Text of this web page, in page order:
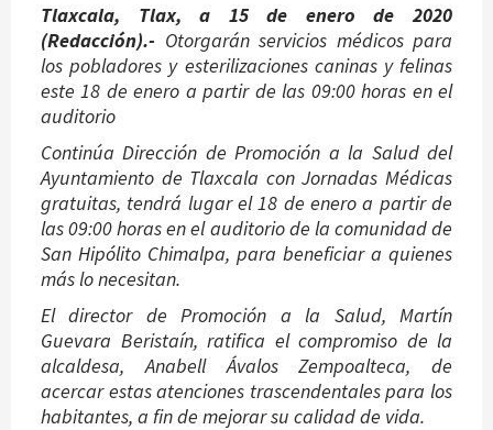
Tlaxcala, Tlax, a 15 de enero de 2020
(Redacción).- Otorgarán servicios médicos para
los pobladores y esterilizaciones caninas y felinas
este 18 de enero a partir de las 09:00 horas en el
auditorio
Continúa Dirección de Promoción a la Salud del
Ayuntamiento de Tlaxcala con Jornadas Médicas
gratuitas, tendrá lugar el 18 de enero a partir de
las 09:00 horas en el auditorio de la comunidad de
San Hipólito Chimalpa, para beneficiar a quienes
más lo necesitan.
El director de Promoción a la Salud, Martín
Guevara Beristaín, ratifica el compromiso de la
alcaldesa, Anabell Ávalos Zempoalteca, de
acercar estas atenciones trascendentales para los
habitantes, a fin de mejorar su calidad de vida.